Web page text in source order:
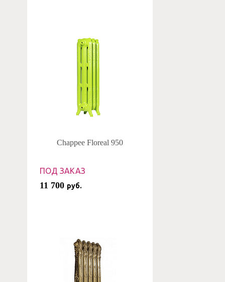
Chappee Floreal 950
ПОД ЗАКАЗ
11 700 руб.